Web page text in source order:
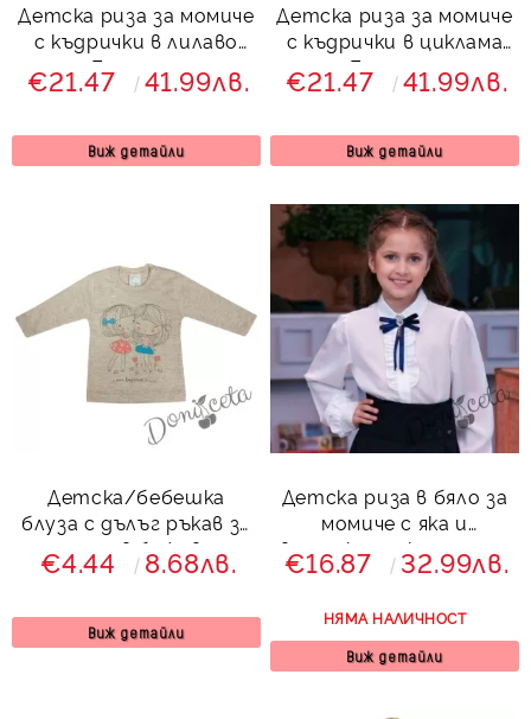
Детска риза за момиче
с къдрички в лилаво
Беатрис
€21.47 41.99лв.
Виж детайли
Детска риза за момиче
с къдрички в циклама
Беатрис
€21.47 41.99лв.
Виж детайли
Детска/бебешка
блуза с дълъг ръкав за
момиче в бежово с
момиченца
€4.44 8.68лв.
Виж детайли
Детска риза в бяло за
момиче с яка и
вертикална къдрица и
брошка
€16.87 32.99лв.
НЯМА НАЛИЧНОСТ
Виж детайли